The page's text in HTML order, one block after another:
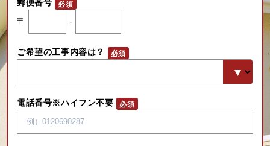
郵便番号
〒
-
ご希望の工事内容は？
電話番号※ハイフン不要